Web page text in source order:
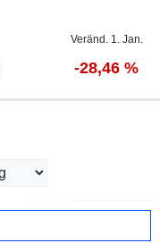
Veränd. 1. Jan.
-28,46 %